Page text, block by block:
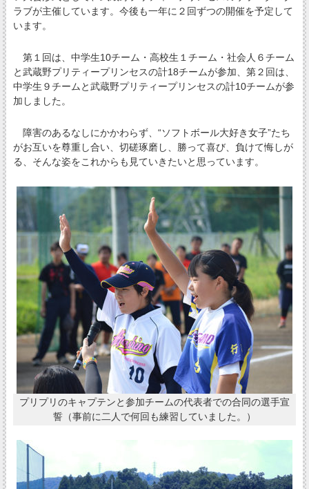
ラブが主催しています。今後も一年に２回ずつの開催を予定して
います。
第１回は、中学生10チーム・高校生１チーム・社会人６チーム
と武蔵野プリティープリンセスの計18チームが参加、第２回は、
中学生９チームと武蔵野プリティープリンセスの計10チームが参
加しました。
障害のあるなしにかかわらず、“ソフトボール大好き女子”たち
がお互いを尊重し合い、切磋琢磨し、勝って喜び、負けて悔しが
る、そんな姿をこれからも見ていきたいと思っています。
プリプリのキャプテンと参加チームの代表者での合同の選手宣
誓（事前に二人で何回も練習していました。）